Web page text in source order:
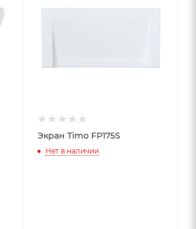
Экран Timo FP175S
Нет в наличии